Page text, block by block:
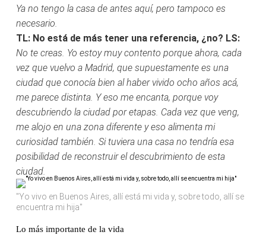
Ya no tengo la casa de antes aquí, pero tampoco es
necesario.
TL: No está de más tener una referencia, ¿no? LS:
No te creas. Yo estoy muy contento porque ahora, cada
vez que vuelvo a Madrid, que supuestamente es una
ciudad que conocía bien al haber vivido ocho años acá,
me parece distinta. Y eso me encanta, porque voy
descubriendo la ciudad por etapas. Cada vez que veng,
me alojo en una zona diferente y eso alimenta mi
curiosidad también. Si tuviera una casa no tendría esa
posibilidad de reconstruir el descubrimiento de esta
ciudad.
"Yo vivo en Buenos Aires, allí está mi vida y, sobre todo, allí se
encuentra mi hija"
Lo más importante de la vida